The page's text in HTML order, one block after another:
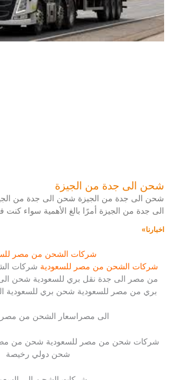
شحن الى جدة من الجيزة
شحن الى جدة من الجيزة شحن الى جدة من
الى جدة من الجيزة أمرًا بالغ الأهمية سواء
اخبارنا»
شركات الشحن من مصر
شركات الشحن من مصر للسعودية شركات
من مصر الى جدة نقل بري للسعودية شحن
بري من مصر للسعودية شحن بري للسعودية
الى مصراسعار الشحن من مصر
شركات شحن من مصر للسعودية شحن من
شحن دولي رخيصة